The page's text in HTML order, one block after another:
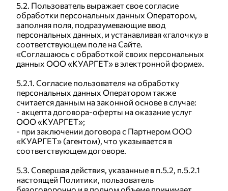
5.2. Пользователь выражает свое согласие
обработки персональных данных Оператором,
заполняя поля, подразумевающие ввод
персональных данных, и устанавливая «галочку» в
соответствующем поле на Сайте.
«Соглашаюсь с обработкой своих персональных
данных ООО «КУАРГЕТ» в электронной форме».
5.2.1. Согласие пользователя на обработку
персональных данных Оператором также
считается данным на законной основе в случае:
- акцепта договора-оферты на оказание услуг
ООО «КУАРГЕТ»;
- при заключении договора с Партнером ООО
«КУАРГЕТ» (агентом), что указывается в
соответствующем договоре.
5.3. Совершая действия, указанные в п.5.2, п.5.2.1
настоящей Политики, пользователь